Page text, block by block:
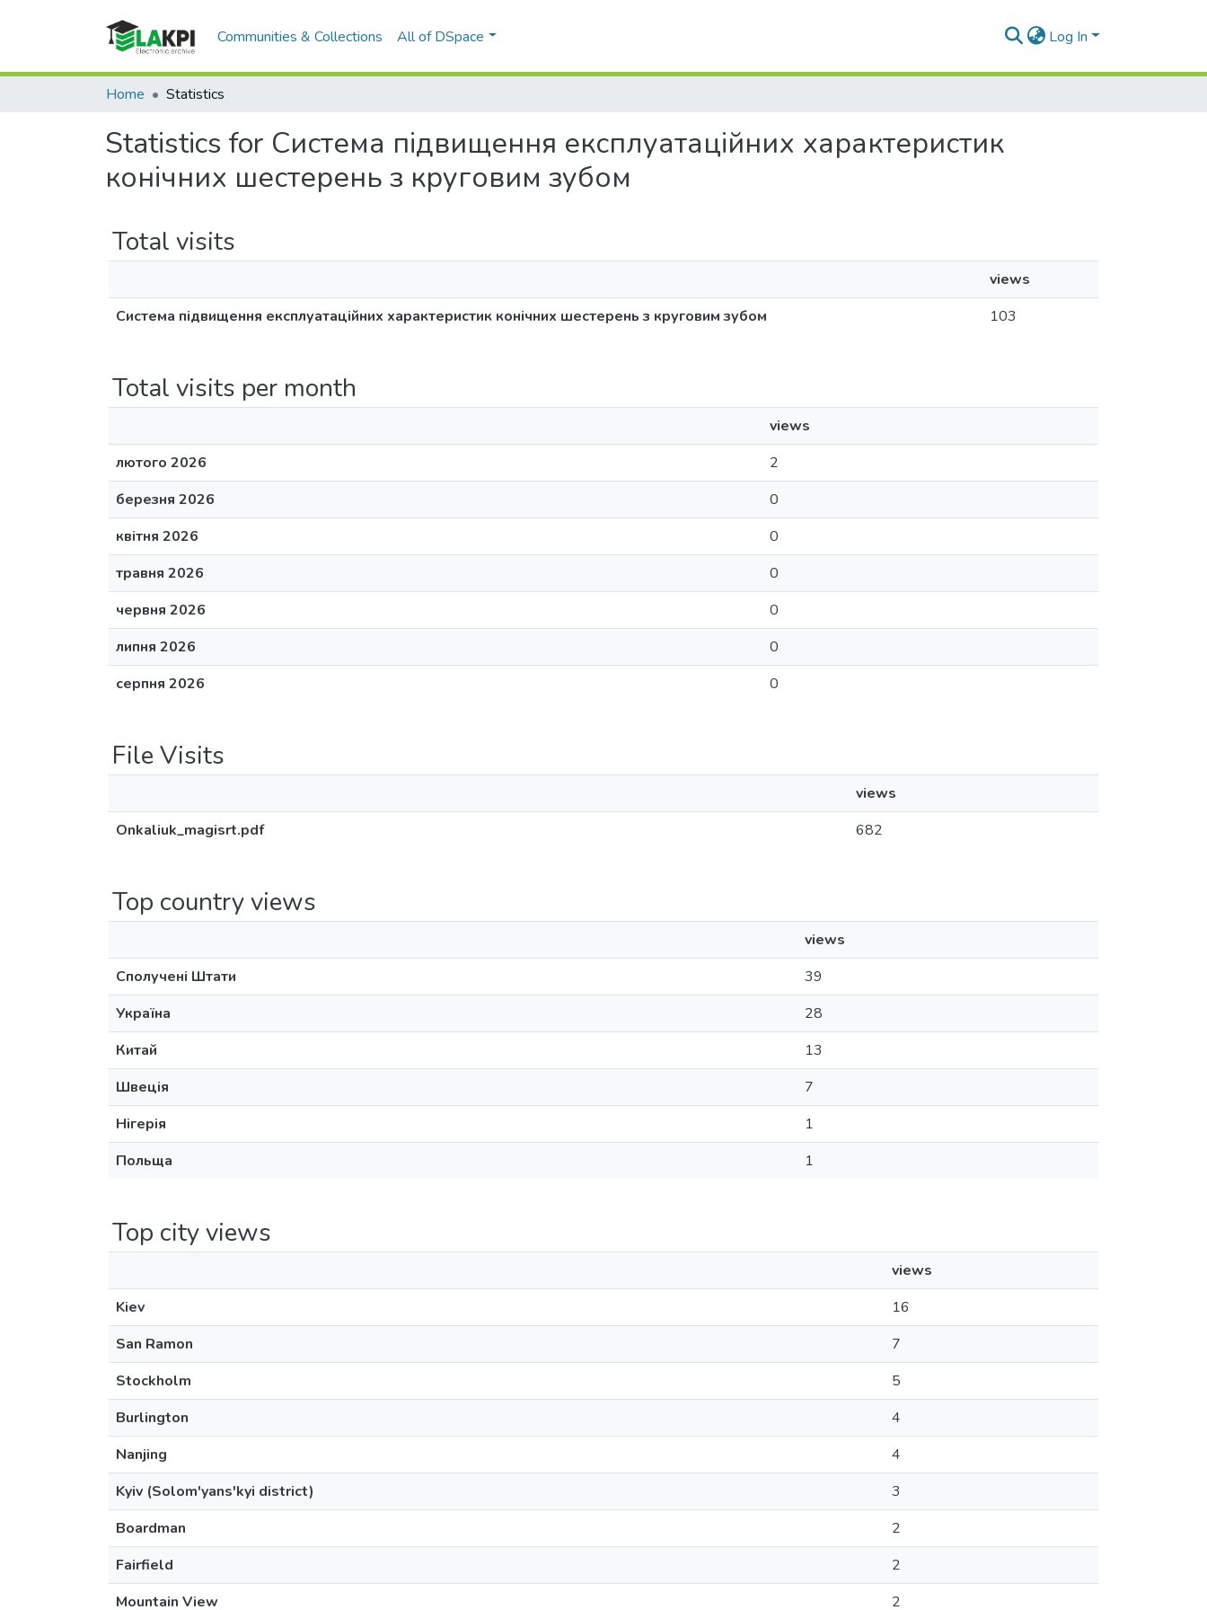
Communities & Collections All of DSpace Log In
Home Statistics
Statistics for Система підвищення експлуатаційних характеристик
конічних шестерень з круговим зубом
Total visits
views
Система підвищення експлуатаційних характеристик конічних шестерень з круговим зубом
103
Total visits per month
views
лютого 2026
2
березня 2026
0
квітня 2026
0
травня 2026
0
червня 2026
0
липня 2026
0
серпня 2026
0
File Visits
views
Onkaliuk_magisrt.pdf
682
Top country views
views
Сполучені Штати
39
Україна
28
Китай
13
Швеція
7
Нігерія
1
Польща
1
Top city views
views
Kiev
16
San Ramon
7
Stockholm
5
Burlington
4
Nanjing
4
Kyiv (Solom'yans'kyi district)
3
Boardman
2
Fairfield
2
Mountain View
2